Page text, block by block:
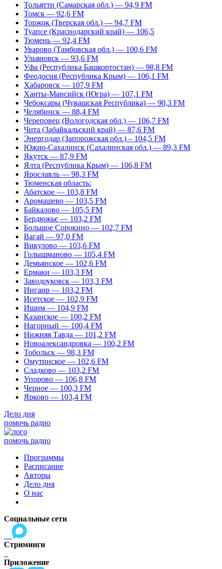
Тольятти (Самарская обл.) — 94,9 FM
Томск — 92,6 FM
Торжок (Тверская обл.) — 94,7 FM
Туапсе (Краснодарский край) — 106,5
Тюмень — 92,4 FM
Уварово (Тамбовская обл.) — 100,6 FM
Ульяновск — 93,6 FM
Уфа (Республика Башкортостан) — 98,8 FM
Феодосия (Республика Крым) — 106,1 FM
Хабаровск — 107,9 FM
Ханты-Мансийск (Югра) — 107,1 FM
Чебоксары (Чувашская Республика) — 90,3 FM
Челябинск — 88,4 FM
Череповец (Вологодская обл.) — 106,7 FM
Чита (Забайкальский край) — 87,6 FM
Энергодар (Запорожская обл.) – 104,5 FM
Южно-Сахалинск (Сахалинская обл.) — 89,3 FM
Якутск — 87,9 FM
Ялта (Республика Крым) — 106,8 FM
Ярославль — 98,3 FM
Тюменская область:
Абатское — 103,8 FM
Аромашево — 103,5 FM
Байкалово — 105,5 FM
Бердюжье — 103,2 FM
Большое Сорокино — 102,7 FM
Вагай — 97,0 FM
Викулово — 103,6 FM
Голышманово — 105,4 FM
Демьянское — 102,6 FM
Ермаки — 103,3 FM
Заводоуковск — 103,3 FM
Ингаир — 103,2 FM
Исетское — 102,9 FM
Ишим — 104,9 FM
Казанское — 100,2 FM
Нагорный — 100,4 FM
Нижняя Тавда — 101,2 FM
Новоалександровка — 100,2 FM
Тобольск — 98,3 FM
Омутинское — 102,6 FM
Сладково — 103,2 FM
Упорово — 106,8 FM
Черное — 100,3 FM
Ярково — 103,4 FM
Дело дня
помочь радио
помочь радио
Программы
Расписание
Авторы
Дело дня
О нас
Социальные сети
Стриминги
Приложение